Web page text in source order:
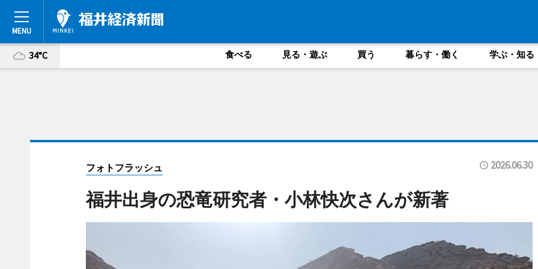
34°C 食べる 見る・遊ぶ 買う 暮らす・働く 学ぶ・知る
フォトフラッシュ 2026.06.30
福井出身の恐竜研究者・小林快次さんが新著